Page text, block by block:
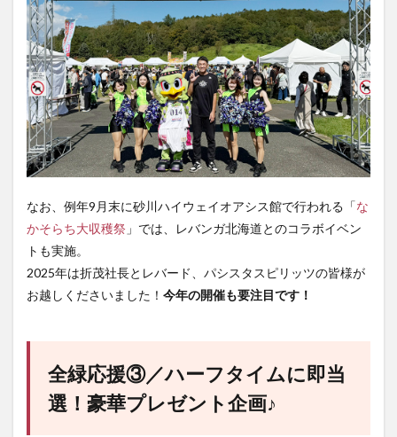
なお、例年9月末に砂川ハイウェイオアシス館で行われる「な
かそらち大収穫祭 」では、レバンガ北海道とのコラボイベン
トも実施。
2025年は折茂社長とレバード、パシスタスピリッツの皆様が
お越しくださいました！ 今年の開催も要注目です！
全緑応援③／ハーフタイムに即当
選！豪華プレゼント企画♪